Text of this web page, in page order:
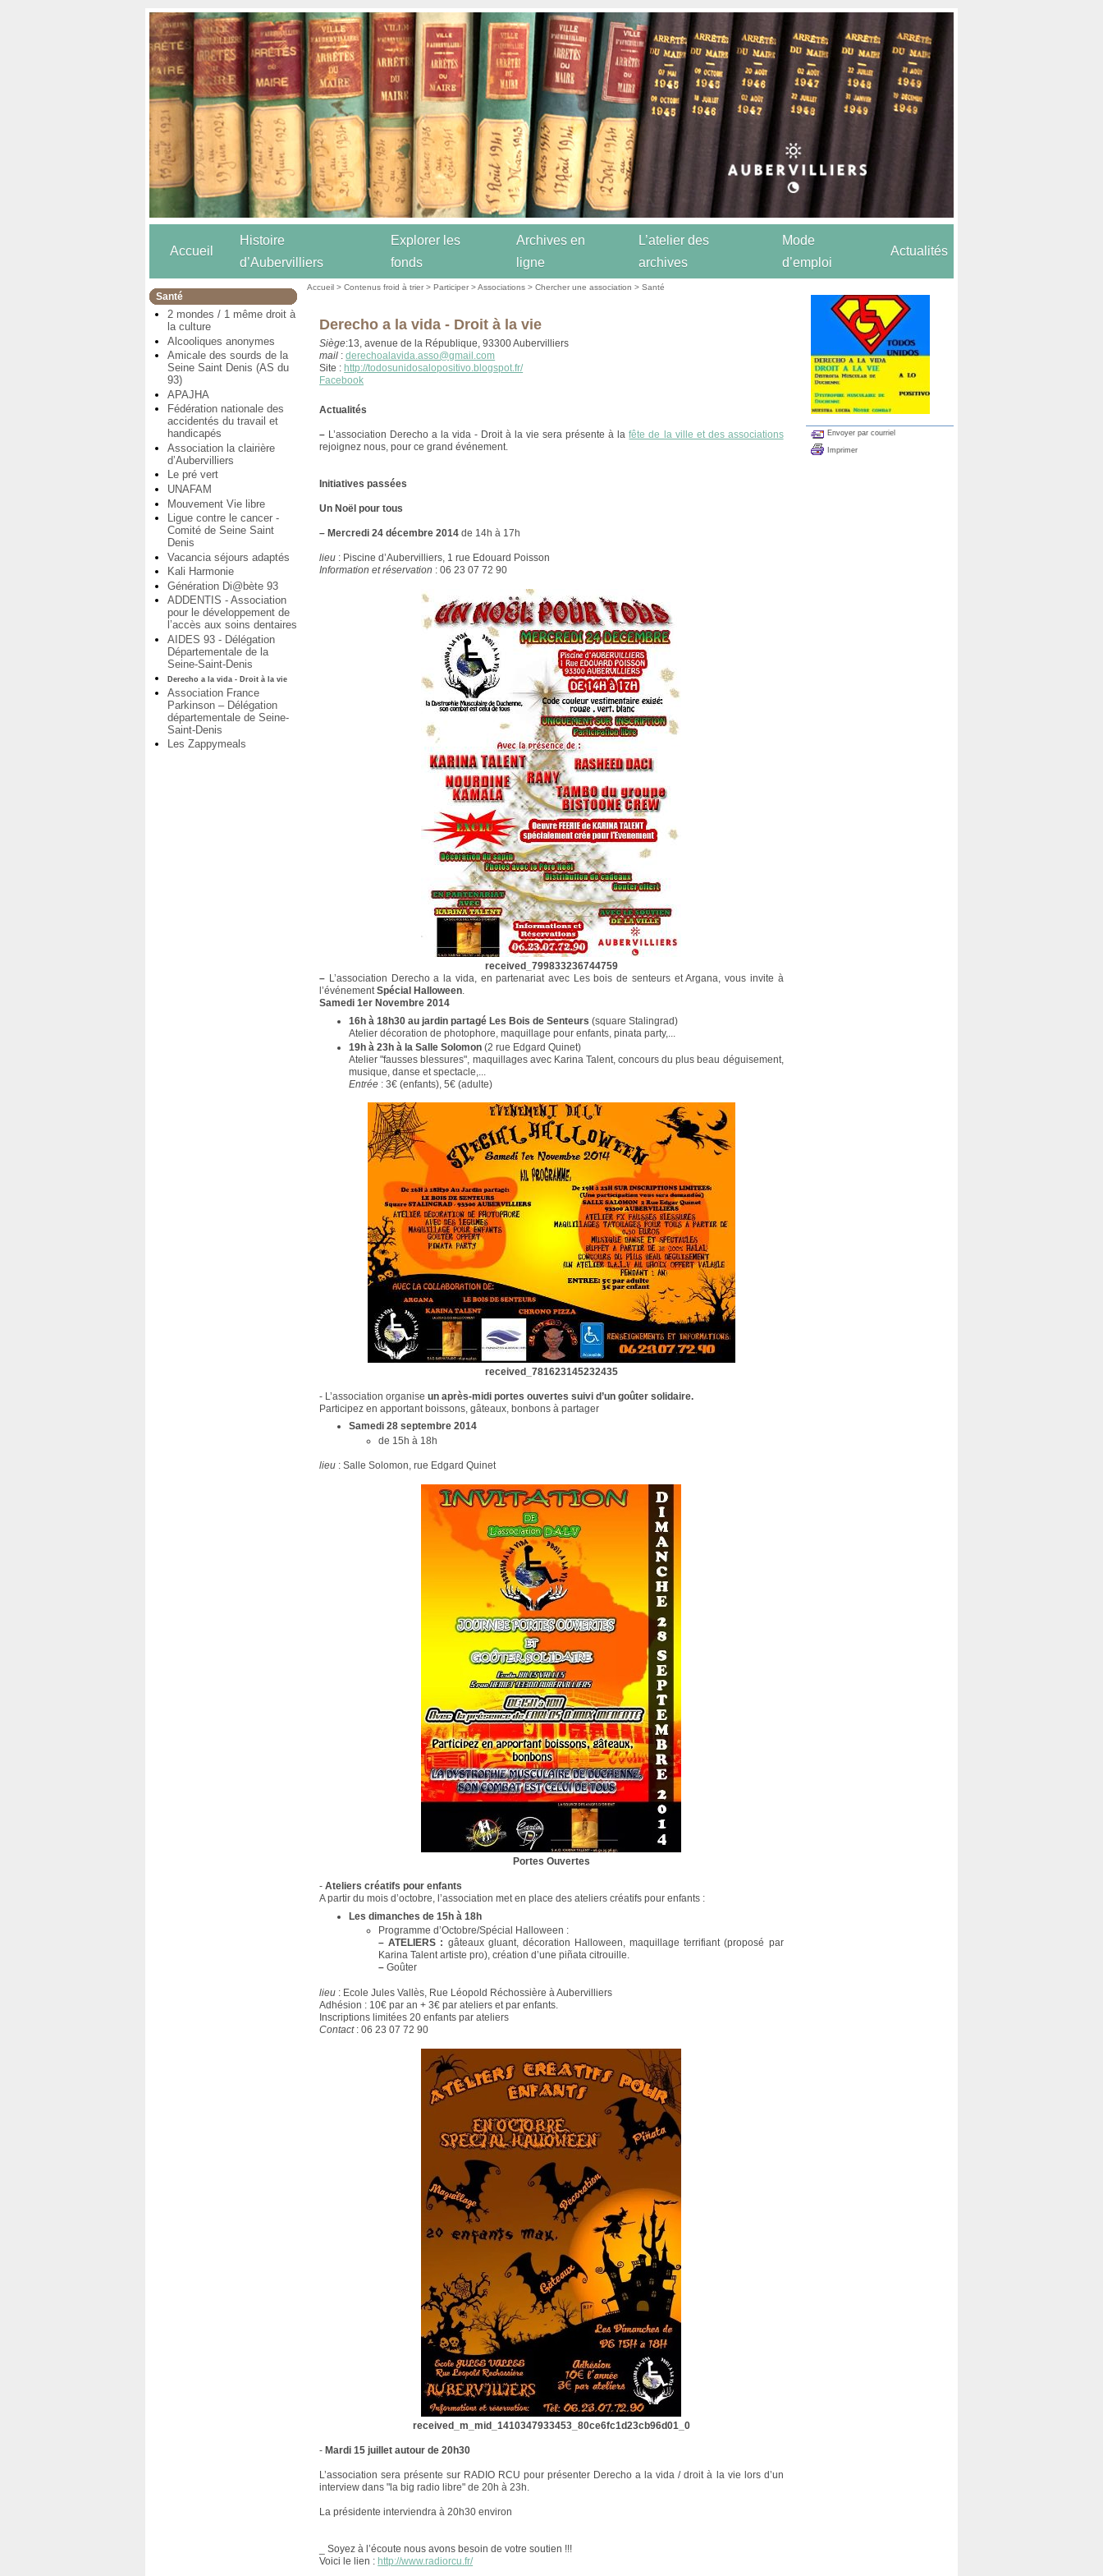
Accueil
Histoire
d’Aubervilliers
Explorer les
fonds
Archives en
ligne
L’atelier des
archives
Mode
d’emploi
Actualités
Santé
2 mondes / 1 même droit à
la culture
Alcooliques anonymes
Amicale des sourds de la
Seine Saint Denis (AS du
93)
APAJHA
Fédération nationale des
accidentés du travail et
handicapés
Association la clairière
d’Aubervilliers
Le pré vert
UNAFAM
Mouvement Vie libre
Ligue contre le cancer -
Comité de Seine Saint
Denis
Vacancia séjours adaptés
Kali Harmonie
Génération Di@bète 93
ADDENTIS - Association
pour le développement de
l’accès aux soins dentaires
AIDES 93 - Délégation
Départementale de la
Seine-Saint-Denis
Derecho a la vida - Droit à la vie
Association France
Parkinson – Délégation
départementale de Seine-
Saint-Denis
Les Zappymeals
Accueil >Contenus froid à trier >Participer >Associations >Chercher une association >Santé
Derecho a la vida - Droit à la vie
Siège:13, avenue de la République, 93300 Aubervilliers
mail :derechoalavida.asso@gmail.com
Site : http://todosunidosalopositivo.blogspot.fr/
Facebook
Actualités
– L’association Derecho a la vida - Droit à la vie sera présente à lafête de la ville et des associations
rejoignez nous, pour ce grand événement.
Initiatives passées
Un Noël pour tous
– Mercredi 24 décembre 2014 de 14h à 17h
lieu : Piscine d’Aubervilliers, 1 rue Edouard Poisson
Information et réservation : 06 23 07 72 90
received_799833236744759
– L’association Derecho a la vida, en partenariat avec Les bois de senteurs et Argana, vous invite à
l’événementSpécial Halloween.
Samedi 1er Novembre 2014
16h à 18h30 au jardin partagé Les Bois de Senteurs (square Stalingrad)
Atelier décoration de photophore, maquillage pour enfants, pinata party,...
19h à 23h à la Salle Solomon (2 rue Edgard Quinet)
Atelier "fausses blessures", maquillages avec Karina Talent, concours du plus beau déguisement,
musique, danse et spectacle,...
Entrée : 3€ (enfants), 5€ (adulte)
received_781623145232435
- L’association organiseun après-midi portes ouvertes suivi d’un goûter solidaire.
Participez en apportant boissons, gâteaux, bonbons à partager
Samedi 28 septembre 2014
de 15h à 18h
lieu : Salle Solomon, rue Edgard Quinet
Portes Ouvertes
-Ateliers créatifs pour enfants
A partir du mois d’octobre, l’association met en place des ateliers créatifs pour enfants :
Les dimanches de 15h à 18h
Programme d’Octobre/Spécial Halloween :
– ATELIERS : gâteaux gluant, décoration Halloween, maquillage terrifiant (proposé par
Karina Talent artiste pro), création d’une piñata citrouille.
– Goûter
lieu : Ecole Jules Vallès, Rue Léopold Réchossière à Aubervilliers
Adhésion : 10€ par an + 3€ par ateliers et par enfants.
Inscriptions limitées 20 enfants par ateliers
Contact: 06 23 07 72 90
received_m_mid_1410347933453_80ce6fc1d23cb96d01_0
-Mardi 15 juillet autour de 20h30
L’association sera présente sur RADIO RCU pour présenter Derecho a la vida / droit à la vie lors d’un
interview dans "la big radio libre" de 20h à 23h.
La présidente interviendra à 20h30 environ
_ Soyez à l’écoute nous avons besoin de votre soutien !!!
Voici le lien :http://www.radiorcu.fr/
Envoyer par courriel
Imprimer